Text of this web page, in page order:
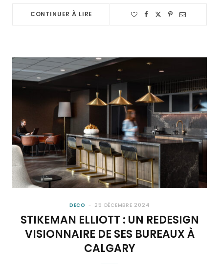
CONTINUER À LIRE
DECO 25 DÉCEMBRE 2024
STIKEMAN ELLIOTT : UN REDESIGN
VISIONNAIRE DE SES BUREAUX À
CALGARY